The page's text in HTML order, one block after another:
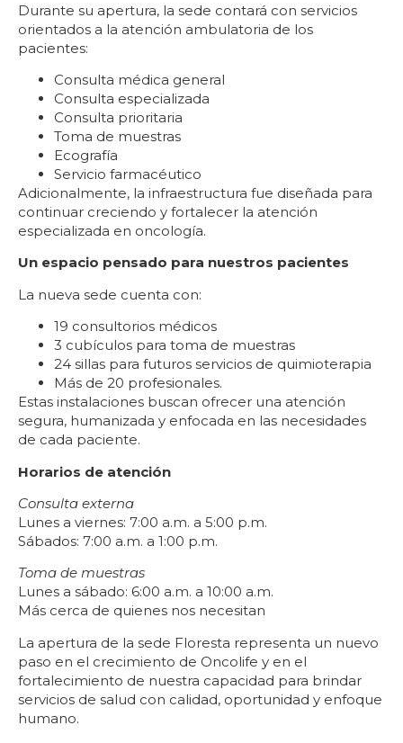
Durante su apertura, la sede contará con servicios
orientados a la atención ambulatoria de los
pacientes:
Consulta médica general
Consulta especializada
Consulta prioritaria
Toma de muestras
Ecografía
Servicio farmacéutico
Adicionalmente, la infraestructura fue diseñada para
continuar creciendo y fortalecer la atención
especializada en oncología.
Un espacio pensado para nuestros pacientes
La nueva sede cuenta con:
19 consultorios médicos
3 cubículos para toma de muestras
24 sillas para futuros servicios de quimioterapia
Más de 20 profesionales.
Estas instalaciones buscan ofrecer una atención
segura, humanizada y enfocada en las necesidades
de cada paciente.
Horarios de atención
Consulta externa
Lunes a viernes: 7:00 a.m. a 5:00 p.m.
Sábados: 7:00 a.m. a 1:00 p.m.
Toma de muestras
Lunes a sábado: 6:00 a.m. a 10:00 a.m.
Más cerca de quienes nos necesitan
La apertura de la sede Floresta representa un nuevo
paso en el crecimiento de Oncolife y en el
fortalecimiento de nuestra capacidad para brindar
servicios de salud con calidad, oportunidad y enfoque
humano.